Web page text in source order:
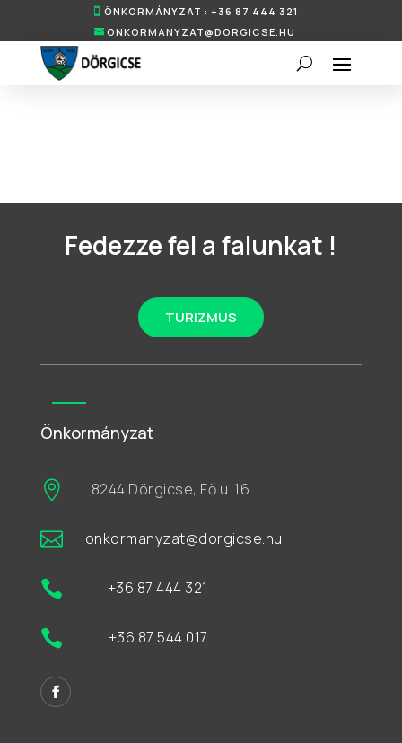
ÖNKORMÁNYZAT : +36 87 444 321
ONKORMANYZAT@DORGICSE.HU
Fedezze fel a falunkat !
TURIZMUS
Önkormányzat
 8244 Dörgicse, Fő u. 16.
 onkormanyzat@dorgicse.hu
 +36 87 444 321
 +36 87 544 017